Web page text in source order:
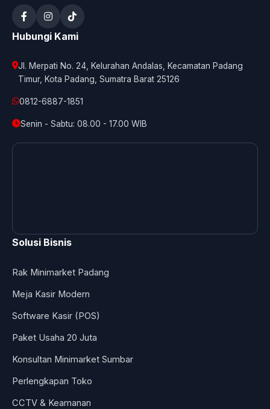
Hubungi Kami
Jl. Merpati No. 24, Kelurahan Andalas, Kecamatan Padang
Timur, Kota Padang, Sumatra Barat 25126
0812-6887-1851
Senin - Sabtu: 08.00 - 17.00 WIB
Solusi Bisnis
Rak Minimarket Padang
Meja Kasir Modern
Software Kasir (POS)
Paket Usaha 20 Juta
Konsultan Minimarket Sumbar
Perlengkapan Toko
CCTV & Keamanan